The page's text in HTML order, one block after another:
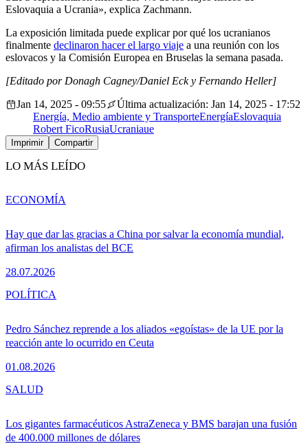
Eslovaquia a Ucrania», explica Zachmann.
La exposición limitada puede explicar por qué los ucranianos
finalmente declinaron hacer el largo viaje a una reunión con los
eslovacos y la Comisión Europea en Bruselas la semana pasada.
[Editado por Donagh Cagney/Daniel Eck y Fernando Heller]
Jan 14, 2025 - 09:55
Última actualización: Jan 14, 2025 - 17:52
Energía, Medio ambiente y TransporteEnergíaEslovaquia
Robert FicoRusiaUcraniaue
Imprimir Compartir
LO MÁS LEÍDO
Hay que dar las gracias a China por salvar la economía mundial,
afirman los analistas del BCE
28.07.2026
ECONOMÍA
Pedro Sánchez reprende a los aliados «egoístas» de la UE por la
reacción ante lo ocurrido en Ceuta
01.08.2026
POLÍTICA
Los gigantes farmacéuticos AstraZeneca y BMS barajan una fusión
de 400.000 millones de dólares
SALUD